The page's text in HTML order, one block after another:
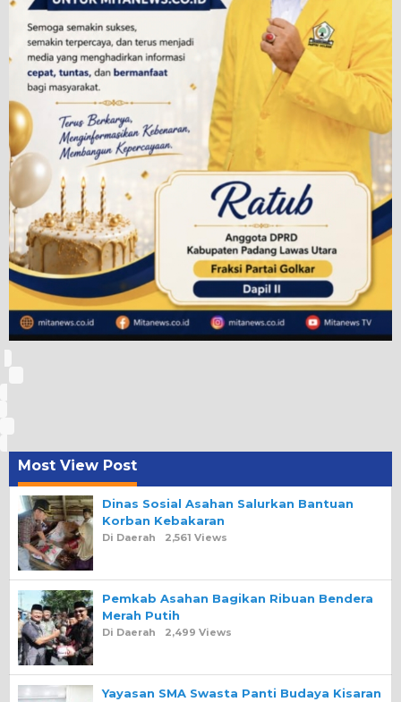
Most View Post
Dinas Sosial Asahan Salurkan Bantuan
Korban Kebakaran
Di Daerah 2,561 Views
Pemkab Asahan Bagikan Ribuan Bendera
Merah Putih
Di Daerah 2,499 Views
Yayasan SMA Swasta Panti Budaya Kisaran